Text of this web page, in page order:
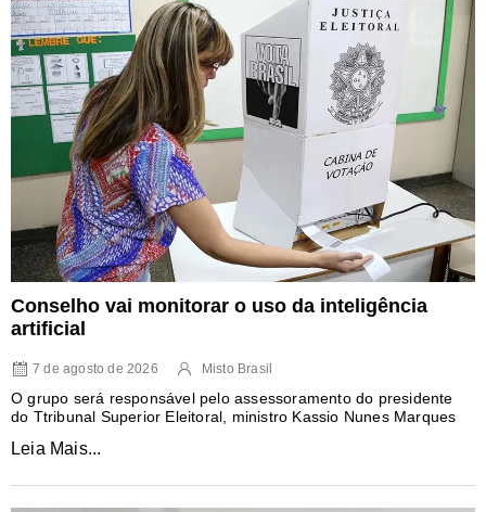
Conselho vai monitorar o uso da inteligência
artificial
7 de agosto de 2026 Misto Brasil
O grupo será responsável pelo assessoramento do presidente
do Ttribunal Superior Eleitoral, ministro Kassio Nunes Marques
Leia Mais...